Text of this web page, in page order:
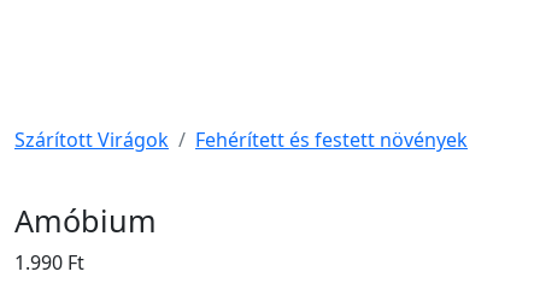
Szárított Virágok Fehérített és festett növények
Amóbium
1.990 Ft